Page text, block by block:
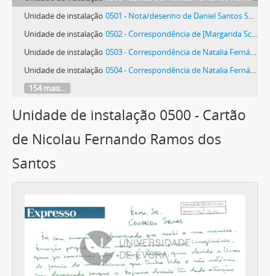
Unidade de instalação 0501 - Nota/desenho de Daniel Santos Saraiva
Unidade de instalação 0502 - Correspondência de [Margarida Schiappa]
Unidade de instalação 0503 - Correspondência de Natalia Fernández Segarra
Unidade de instalação 0504 - Correspondência de Natalia Fernández Segarra
154 mais...
Unidade de instalação 0500 - Cartão
de Nicolau Fernando Ramos dos
Santos